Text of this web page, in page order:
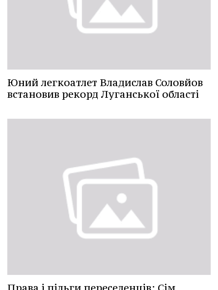
Юний легкоатлет Владислав Соловйов
встановив рекорд Луганської області